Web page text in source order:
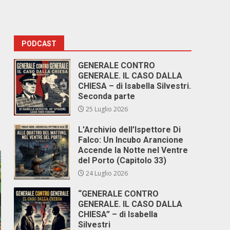
PODCAST
GENERALE CONTRO
GENERALE. IL CASO DALLA
CHIESA – di Isabella Silvestri.
Seconda parte
25 Luglio 2026
L’Archivio dell’Ispettore Di
Falco: Un Incubo Arancione
Accende la Notte nel Ventre
del Porto (Capitolo 33)
24 Luglio 2026
“GENERALE CONTRO
GENERALE. IL CASO DALLA
CHIESA” – di Isabella
Silvestri